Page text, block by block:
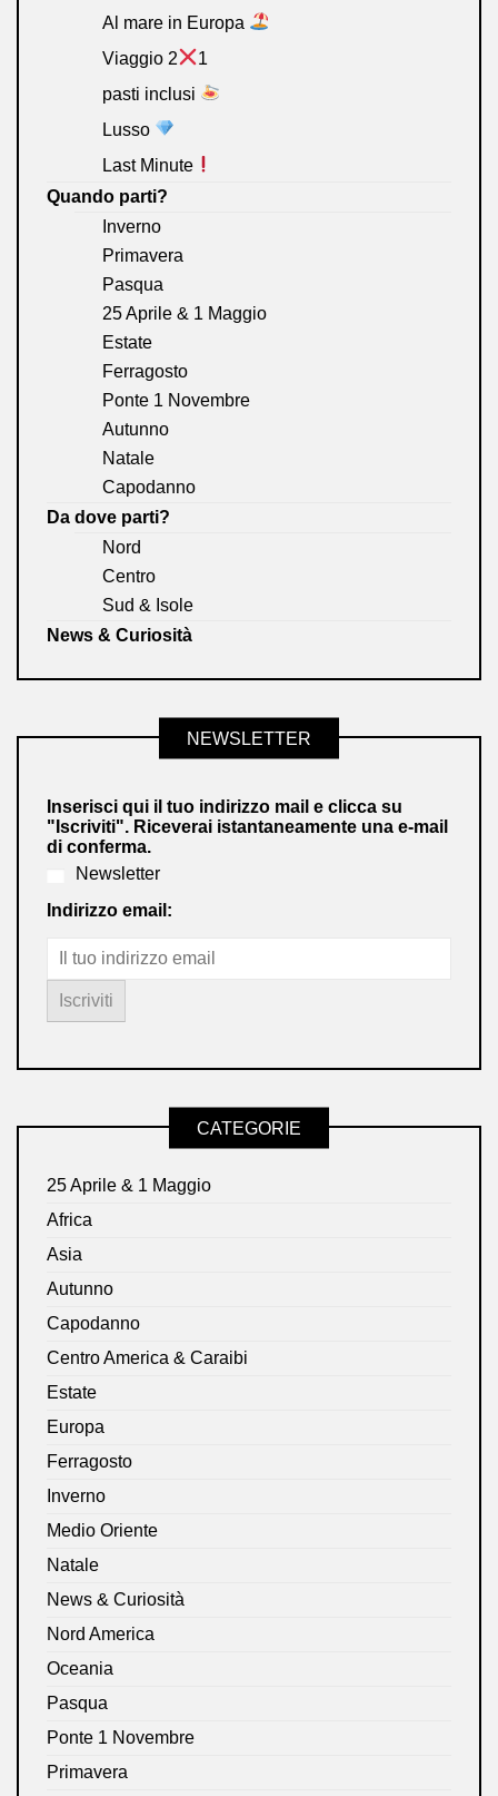
Al mare in Europa
Viaggio 2
1
pasti inclusi
Lusso
Last Minute
Quando parti?
Inverno
Primavera
Pasqua
25 Aprile & 1 Maggio
Estate
Ferragosto
Ponte 1 Novembre
Autunno
Natale
Capodanno
Da dove parti?
Nord
Centro
Sud & Isole
News & Curiosità
NEWSLETTER
Inserisci qui il tuo indirizzo mail e clicca su
"Iscriviti". Riceverai istantaneamente una e-mail
di conferma.
Newsletter
Indirizzo email:
CATEGORIE
25 Aprile & 1 Maggio
Africa
Asia
Autunno
Capodanno
Centro America & Caraibi
Estate
Europa
Ferragosto
Inverno
Medio Oriente
Natale
News & Curiosità
Nord America
Oceania
Pasqua
Ponte 1 Novembre
Primavera